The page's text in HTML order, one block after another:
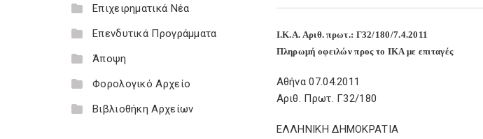
Επιχειρηματικά Νέα
Επενδυτικά Προγράμματα
Άποψη
Φορολογικό Αρχείο
Βιβλιοθήκη Αρχείων
Ι.Κ.Α. Αριθ. πρωτ.: Γ32/180/7.4.2011
Πληρωμή οφειλών προς το ΙΚΑ με επιταγές
Αθήνα 07.04.2011
Αριθ. Πρωτ. Γ32/180
ΕΛΛΗΝΙΚΗ ΔΗΜΟΚΡΑΤΙΑ